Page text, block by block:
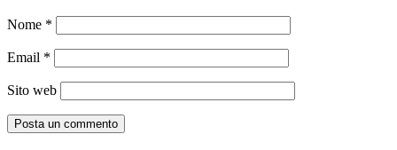
Nome *
Email *
Sito web